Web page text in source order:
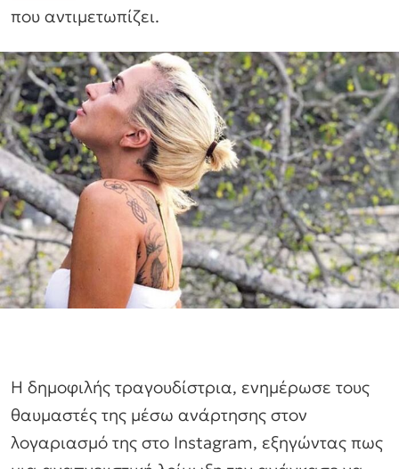
που αντιμετωπίζει.
Η δημοφιλής τραγουδίστρια, ενημέρωσε τους
θαυμαστές της μέσω ανάρτησης στον
λογαριασμό της στο Instagram, εξηγώντας πως